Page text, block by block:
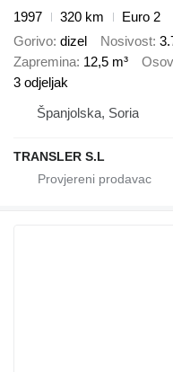
1997
320 km
Euro 2
Gorivo dizel Nosivost
Zapremina 12,5 m³
3 odjeljak
Španjolska, Soria
TRANSLER S.L